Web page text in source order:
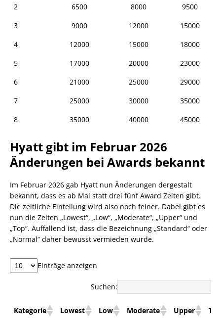
2
6500 8000
9500
3
9000 12000
15000
4
12000 15000
18000
5
17000 20000
23000
6
21000 25000
29000
7
25000 30000
35000
8
35000 40000 45000
Hyatt gibt im Februar 2026
Änderungen bei Awards bekannt
Im Februar 2026 gab Hyatt nun Änderungen dergestalt
bekannt, dass es ab Mai statt drei fünf Award Zeiten gibt.
Die zeitliche Einteilung wird also noch feiner. Dabei gibt es
nun die Zeiten „Lowest“, „Low“, „Moderate“, „Upper“ und
„Top“. Auffallend ist, dass die Bezeichnung „Standard“ oder
„Normal“ daher bewusst vermieden wurde.
Einträge anzeigen
Suchen:
Kategorie Lowest Low Moderate Upper Top